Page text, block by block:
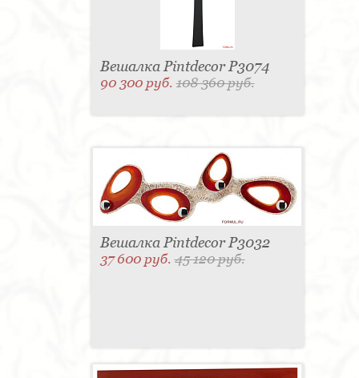
Вешалка Pintdecor P3074
90 300 руб.108 360 руб.
Вешалка Pintdecor P3032
37 600 руб.45 120 руб.